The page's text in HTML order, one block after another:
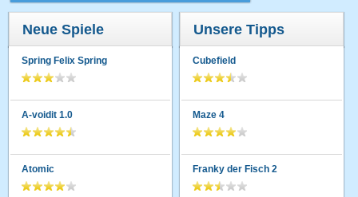
Neue Spiele
Spring Felix Spring
A-voidit 1.0
Atomic
Unsere Tipps
Cubefield
Maze 4
Franky der Fisch 2